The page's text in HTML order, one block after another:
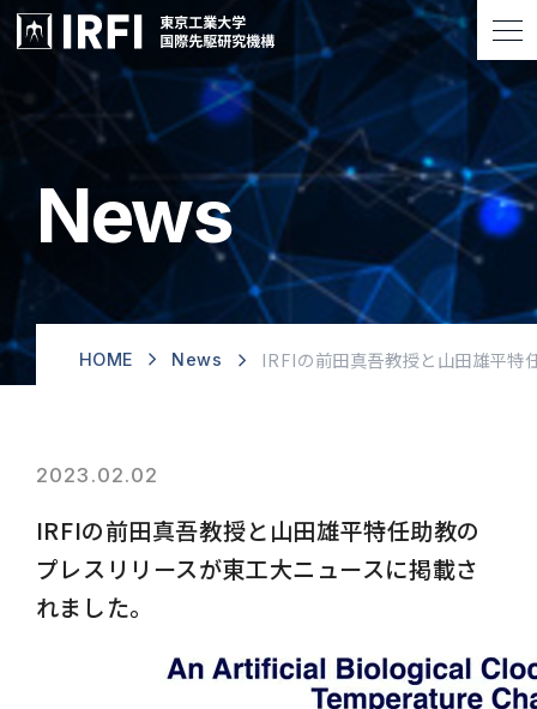
News
HOME News IRFIの前田真吾教授と山田雄平特
2023.02.02
IRFIの前田真吾教授と山田雄平特任助教の
プレスリリースが東工大ニュースに掲載さ
れました。